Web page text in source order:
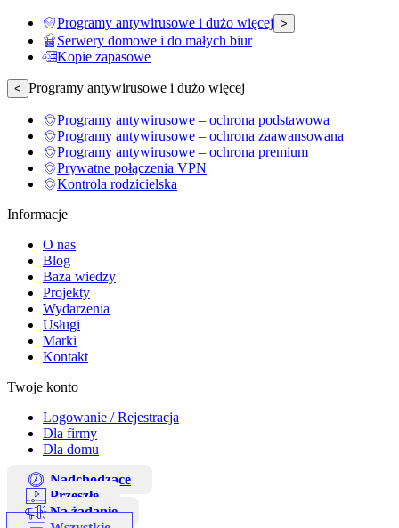
Programy antywirusowe i dużo więcej >
Serwery domowe i do małych biur
Kopie zapasowe
< Programy antywirusowe i dużo więcej
Programy antywirusowe – ochrona podstawowa
Programy antywirusowe – ochrona zaawansowana
Programy antywirusowe – ochrona premium
Prywatne połączenia VPN
Kontrola rodzicielska
Informacje
O nas
Blog
Baza wiedzy
Projekty
Wydarzenia
Usługi
Marki
Kontakt
Twoje konto
Logowanie / Rejestracja
Dla firmy
Dla domu
Nadchodzące
Przeszłe
Na żądanie